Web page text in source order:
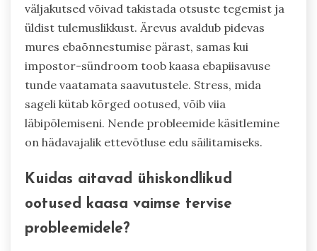
väljakutsed võivad takistada otsuste tegemist ja
üldist tulemuslikkust. Ärevus avaldub pidevas
mures ebaõnnestumise pärast, samas kui
impostor-sündroom toob kaasa ebapiisavuse
tunde vaatamata saavutustele. Stress, mida
sageli kütab kõrged ootused, võib viia
läbipõlemiseni. Nende probleemide käsitlemine
on hädavajalik ettevõtluse edu säilitamiseks.
Kuidas aitavad ühiskondlikud
ootused kaasa vaimse tervise
probleemidele?